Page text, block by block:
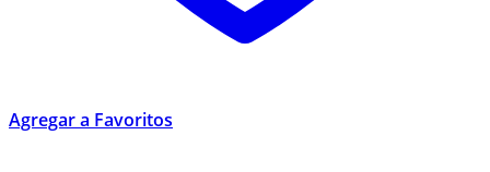
Agregar a Favoritos